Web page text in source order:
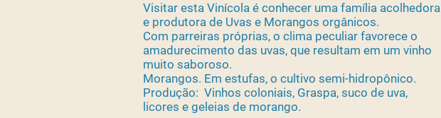
Visitar esta Vinícola é conhecer uma família acolhedora
e produtora de Uvas e Morangos orgânicos.
Com parreiras próprias, o clima peculiar favorece o
amadurecimento das uvas, que resultam em um vinho
muito saboroso.
Morangos. Em estufas, o cultivo semi-hidropônico.
Produção: Vinhos coloniais, Graspa, suco de uva,
licores e geleias de morango.